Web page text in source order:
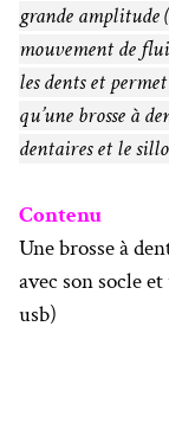
grande amplitude
mouvement de
les dents et
qu’une brosse à
dentaires et le
Contenu
Une brosse à
avec son socle
usb)